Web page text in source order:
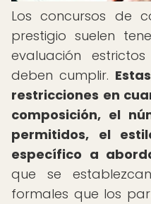
Los concursos de
prestigio suelen
evaluación
deben cumplir.
restricciones en
composición, el
permitidos, el
específico a
que se
formales que los